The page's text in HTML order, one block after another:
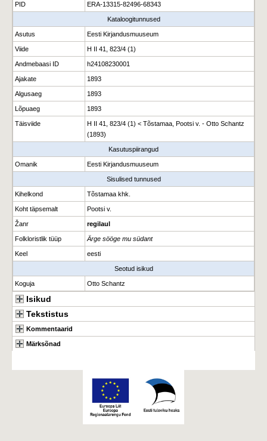
PID ERA-13315-82496-68343
Kataloogitunnused
Asutus Eesti Kirjandusmuuseum
Viide H II 41, 823/4 (1)
Andmebaasi ID h24108230001
Ajakate 1893
Algusaeg 1893
Lõpuaeg 1893
Täisviide
H II 41, 823/4 (1) < Tõstamaa, Pootsi v. - Otto Schantz
(1893)
Kasutuspiirangud
Omanik Eesti Kirjandusmuuseum
Sisulised tunnused
Kihelkond Tõstamaa khk.
Koht täpsemalt Pootsi v.
Žanr regilaul
Folkloristlik tüüp Ärge sööge mu südant
Keel eesti
Seotud isikud
Koguja Otto Schantz
Isikud
Tekstistus
Kommentaarid
Märksõnad